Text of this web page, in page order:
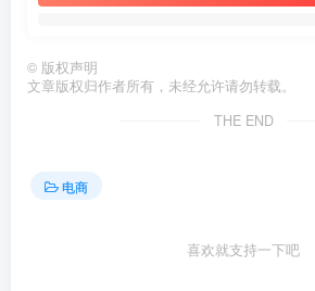
© 版权声明
文章版权归作者所有，未经允许请勿转载。
THE END
电商
喜欢就支持一下吧